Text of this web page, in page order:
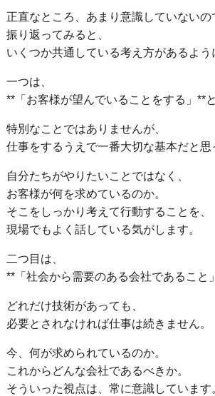
正直なところ、あまり意識していないの
振り返ってみると、
いくつか共通している考え方があるよう
一つは、
**「お客様が望んでいることをする」**
特別なことではありませんが、
仕事をするうえで一番大切な基本だと思
自分たちがやりたいことではなく、
お客様が何を求めているのか。
そこをしっかり考えて行動することを、
現場でもよく話している気がします。
二つ目は、
**「社会から需要のある会社であること
どれだけ技術があっても、
必要とされなければ仕事は続きません。
今、何が求められているのか。
これからどんな会社であるべきか。
そういった視点は、常に意識しています